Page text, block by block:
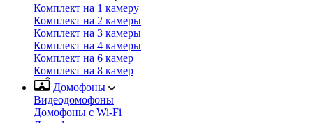
Комплект на 1 камеру
Комплект на 2 камеры
Комплект на 3 камеры
Комплект на 4 камеры
Комплект на 6 камер
Комплект на 8 камер
Домофоны
Видеодомофоны
Домофоны с Wi-Fi